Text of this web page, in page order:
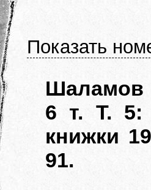
Показать
Шаламов
6 т. Т. 5:
книжки
91.